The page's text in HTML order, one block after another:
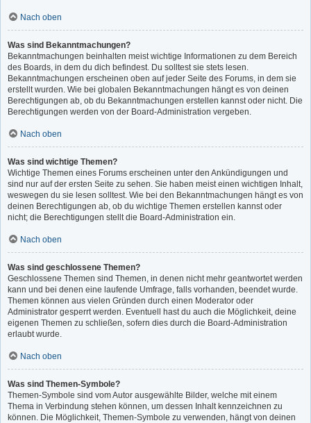
Nach oben
Was sind Bekanntmachungen?
Bekanntmachungen beinhalten meist wichtige Informationen zu dem Bereich
des Boards, in dem du dich befindest. Du solltest sie stets lesen.
Bekanntmachungen erscheinen oben auf jeder Seite des Forums, in dem sie
erstellt wurden. Wie bei globalen Bekanntmachungen hängt es von deinen
Berechtigungen ab, ob du Bekanntmachungen erstellen kannst oder nicht. Die
Berechtigungen werden von der Board-Administration vergeben.
Nach oben
Was sind wichtige Themen?
Wichtige Themen eines Forums erscheinen unter den Ankündigungen und
sind nur auf der ersten Seite zu sehen. Sie haben meist einen wichtigen Inhalt,
weswegen du sie lesen solltest. Wie bei den Bekanntmachungen hängt es von
deinen Berechtigungen ab, ob du wichtige Themen erstellen kannst oder
nicht; die Berechtigungen stellt die Board-Administration ein.
Nach oben
Was sind geschlossene Themen?
Geschlossene Themen sind Themen, in denen nicht mehr geantwortet werden
kann und bei denen eine laufende Umfrage, falls vorhanden, beendet wurde.
Themen können aus vielen Gründen durch einen Moderator oder
Administrator gesperrt werden. Eventuell hast du auch die Möglichkeit, deine
eigenen Themen zu schließen, sofern dies durch die Board-Administration
erlaubt wurde.
Nach oben
Was sind Themen-Symbole?
Themen-Symbole sind vom Autor ausgewählte Bilder, welche mit einem
Thema in Verbindung stehen können, um dessen Inhalt kennzeichnen zu
können. Die Möglichkeit, Themen-Symbole zu verwenden, hängt von deinen